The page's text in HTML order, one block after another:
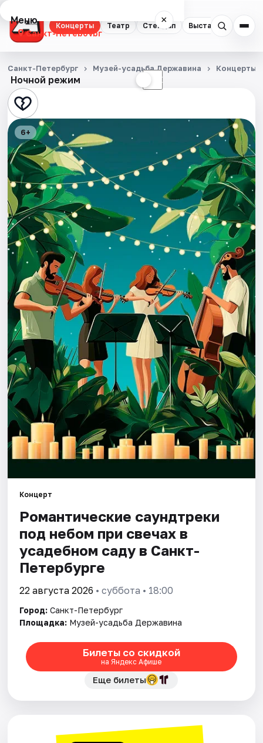
Концерты Театр Стендап Выставки
Меню ×
Санкт-Петербург
Концерты
Театр
Стендап
Выставки
Квесты
Экскурсии
Спорт
События
Города
Площадки
Артисты
Рейтинги
Ночной режим ☾
Санкт-Петербург Музей-усадьба Державина Концерты
6+
Концерт
Романтические саундтреки
под небом при свечах в
усадебном саду в Санкт-
Петербурге
22 августа 2026 • суббота • 18:00
Город: Санкт-Петербург
Площадка: Музей-усадьба Державина
Билеты со скидкой
на Яндекс Афише
Еще билеты